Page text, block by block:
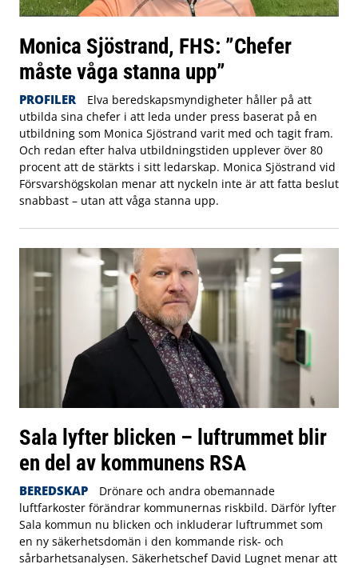
Monica Sjöstrand, FHS: ”Chefer
måste våga stanna upp”
PROFILER
Elva beredskapsmyndigheter håller på att
utbilda sina chefer i att leda under press baserat på en
utbildning som Monica Sjöstrand varit med och tagit fram.
Och redan efter halva utbildningstiden upplever över 80
procent att de stärkts i sitt ledarskap. Monica Sjöstrand vid
Försvarshögskolan menar att nyckeln inte är att fatta beslut
snabbast – utan att våga stanna upp.
Sala lyfter blicken – luftrummet blir
en del av kommunens RSA
BEREDSKAP
Drönare och andra obemannade
luftfarkoster förändrar kommunernas riskbild. Därför lyfter
Sala kommun nu blicken och inkluderar luftrummet som
en ny säkerhetsdomän i den kommande risk- och
sårbarhetsanalysen. Säkerhetschef David Lugnet menar att